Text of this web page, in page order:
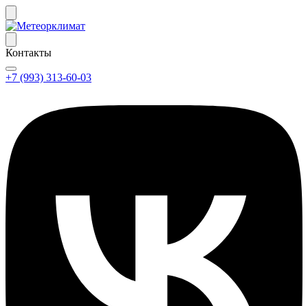
Контакты
+7 (993) 313-60-03